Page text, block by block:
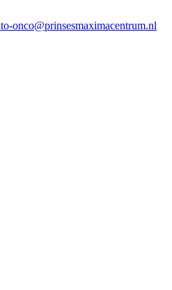
onco@prinsesmaximacentrum.nl